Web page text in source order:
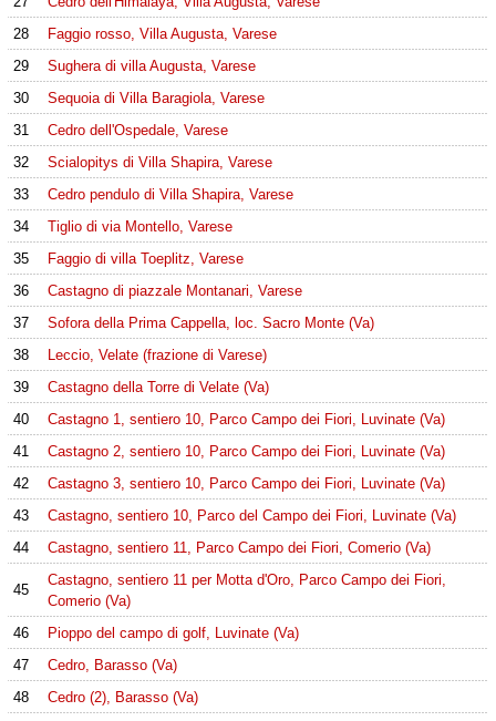
28
Faggio rosso, Villa Augusta, Varese
29
Sughera di villa Augusta, Varese
30
Sequoia di Villa Baragiola, Varese
31
Cedro dell'Ospedale, Varese
32
Scialopitys di Villa Shapira, Varese
33
Cedro pendulo di Villa Shapira, Varese
34
Tiglio di via Montello, Varese
35
Faggio di villa Toeplitz, Varese
36
Castagno di piazzale Montanari, Varese
37
Sofora della Prima Cappella, loc. Sacro Monte (Va)
38
Leccio, Velate (frazione di Varese)
39
Castagno della Torre di Velate (Va)
40
Castagno 1, sentiero 10, Parco Campo dei Fiori, Luvinate (Va)
41
Castagno 2, sentiero 10, Parco Campo dei Fiori, Luvinate (Va)
42
Castagno 3, sentiero 10, Parco Campo dei Fiori, Luvinate (Va)
43
Castagno, sentiero 10, Parco del Campo dei Fiori, Luvinate (Va)
44
Castagno, sentiero 11, Parco Campo dei Fiori, Comerio (Va)
45
Castagno, sentiero 11 per Motta d'Oro, Parco Campo dei Fiori,
Comerio (Va)
46
Pioppo del campo di golf, Luvinate (Va)
47
Cedro, Barasso (Va)
48
Cedro (2), Barasso (Va)